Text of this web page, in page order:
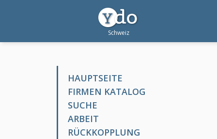
HAUPTSEITE
FIRMEN KATALOG
SUCHE
ARBEIT
RÜCKKOPPLUNG